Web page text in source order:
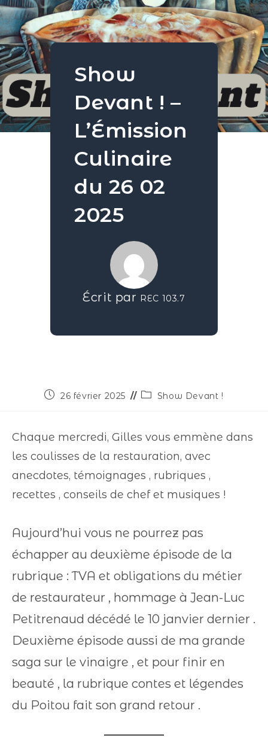
Show
Devant ! –
L’Émission
Culinaire
du 26 02
2025
Écrit par REC 103.7
26 février 2025 Show Devant !
Chaque mercredi, Gilles vous emmène dans
les coulisses de la restauration, avec
anecdotes, témoignages , rubriques ,
recettes , conseils de chef et musiques !
Aujourd’hui vous ne pourrez pas
échapper au deuxième épisode de la
rubrique : TVA et obligations du métier
de restaurateur , hommage à Jean-Luc
Petitrenaud décédé le 10 janvier dernier .
Deuxième épisode aussi de ma grande
saga sur le vinaigre , et pour finir en
beauté , la rubrique contes et légendes
du Poitou fait son grand retour .